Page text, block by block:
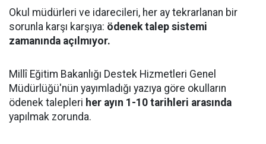
Okul müdürleri ve idarecileri, her ay tekrarlanan bir
sorunla karşı karşıya: ödenek talep sistemi
zamanında açılmıyor.
Millî Eğitim Bakanlığı Destek Hizmetleri Genel
Müdürlüğü'nün yayımladığı yazıya göre okulların
ödenek talepleri her ayın 1-10 tarihleri arasında
yapılmak zorunda.